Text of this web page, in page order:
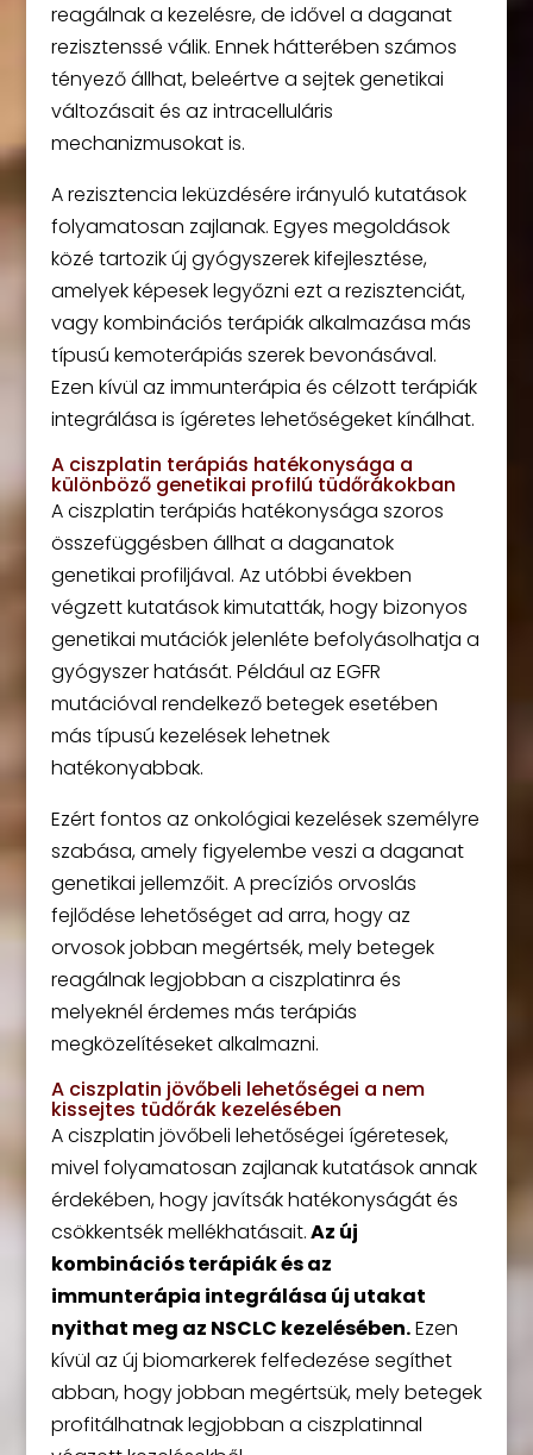
reagálnak a kezelésre, de idővel a daganat
rezisztenssé válik. Ennek hátterében számos
tényező állhat, beleértve a sejtek genetikai
változásait és az intracelluláris
mechanizmusokat is.
A rezisztencia leküzdésére irányuló kutatások
folyamatosan zajlanak. Egyes megoldások
közé tartozik új gyógyszerek kifejlesztése,
amelyek képesek legyőzni ezt a rezisztenciát,
vagy kombinációs terápiák alkalmazása más
típusú kemoterápiás szerek bevonásával.
Ezen kívül az immunterápia és célzott terápiák
integrálása is ígéretes lehetőségeket kínálhat.
A ciszplatin terápiás hatékonysága a
különböző genetikai profilú tüdőrákokban
A ciszplatin terápiás hatékonysága szoros
összefüggésben állhat a daganatok
genetikai profiljával. Az utóbbi években
végzett kutatások kimutatták, hogy bizonyos
genetikai mutációk jelenléte befolyásolhatja a
gyógyszer hatását. Például az EGFR
mutációval rendelkező betegek esetében
más típusú kezelések lehetnek
hatékonyabbak.
Ezért fontos az onkológiai kezelések személyre
szabása, amely figyelembe veszi a daganat
genetikai jellemzőit. A precíziós orvoslás
fejlődése lehetőséget ad arra, hogy az
orvosok jobban megértsék, mely betegek
reagálnak legjobban a ciszplatinra és
melyeknél érdemes más terápiás
megközelítéseket alkalmazni.
A ciszplatin jövőbeli lehetőségei a nem
kissejtes tüdőrák kezelésében
A ciszplatin jövőbeli lehetőségei ígéretesek,
mivel folyamatosan zajlanak kutatások annak
érdekében, hogy javítsák hatékonyságát és
csökkentsék mellékhatásait.Az új
kombinációs terápiák és az
immunterápia integrálása új utakat
nyithat meg az NSCLC kezelésében.Ezen
kívül az új biomarkerek felfedezése segíthet
abban, hogy jobban megértsük, mely betegek
profitálhatnak legjobban a ciszplatinnal